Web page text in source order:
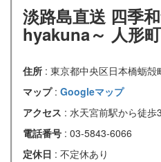
淡路島直送 四季
hyakuna～ 人形町
住所 : 東京都中央区日本橋蛎殻
マップ : Googleマップ
アクセス : 水天宮前駅から徒歩
電話番号 : 03-5843-6066
定休日 : 不定休あり